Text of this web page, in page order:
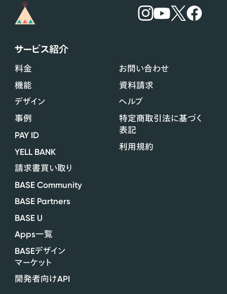
サービス紹介
料金
機能
デザイン
事例
PAY ID
YELL BANK
請求書買い取り
BASE Community
BASE Partners
BASE U
Apps一覧
BASEデザイン
マーケット
開発者向けAPI
お問い合わせ
資料請求
ヘルプ
特定商取引法に基づく
表記
利用規約